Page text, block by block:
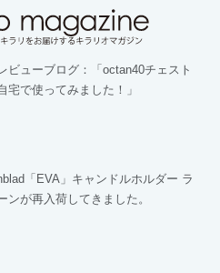
ビューブログ：「octan40チェスト
宅で使ってみました！」
「EVA」キャンドルホルダー ラ
ンが再入荷してきました。